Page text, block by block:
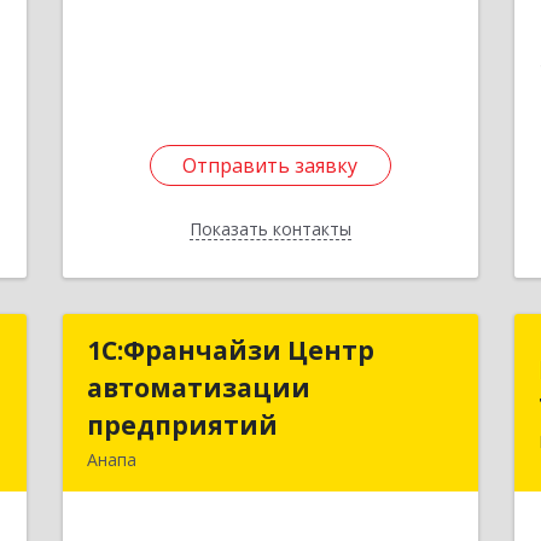
Отправить заявку
Показать контакты
Отправить заявку
Назад
1С:Франчайзи Центр
автоматизации
предприятий
Анапа
1С:Франчайзи Центр
автоматизации
предприятий